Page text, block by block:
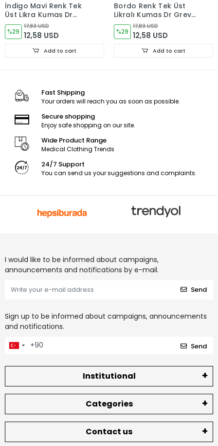
İndigo Mavi Renk Tek
Üst Likra Kumaş Dr
Greys Kesim
%29
17,83 USD
12,58 USD
Add to cart
Bordo Renk Tek Üst
Likralı Kumaş Dr Greys
Kesim
%29
17,83 USD
12,58 USD
Add to cart
Fast Shipping
Your orders will reach you as soon as possible.
Secure shopping
Enjoy safe shopping on our site.
Wide Product Range
Medical Clothing Trends
24/7 Support
You can send us your suggestions and complaints.
I would like to be informed about campaigns,
announcements and notifications by e-mail.
Send
Sign up to be informed about campaigns, announcements
and notifications.
Send
Institutional
Categories
Contact us